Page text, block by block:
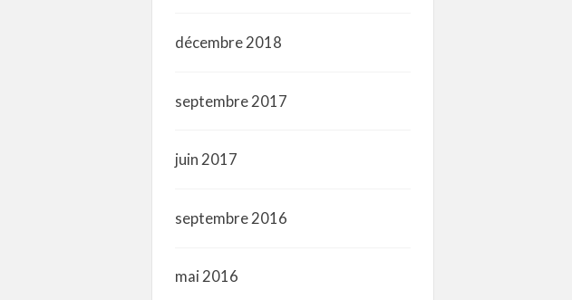
décembre 2018
septembre 2017
juin 2017
septembre 2016
mai 2016